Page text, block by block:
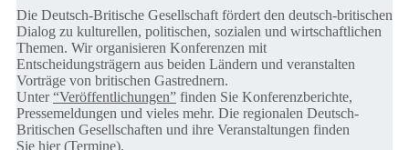
Die Deutsch-Britische Gesellschaft fördert den deutsch-britischen
Dialog zu kulturellen, politischen, sozialen und wirtschaftlichen
Themen. Wir organisieren Konferenzen mit
Entscheidungsträgern aus beiden Ländern und veranstalten
Vorträge von britischen Gastrednern.
Unter“Veröffentlichungen” finden Sie Konferenzberichte,
Pressemeldungen und vieles mehr. Die regionalen Deutsch-
Britischen Gesellschaften und ihre Veranstaltungen finden
Sie hier (Termine).